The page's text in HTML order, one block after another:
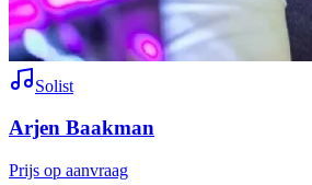
Solist
Arjen Baakman
Prijs op aanvraag